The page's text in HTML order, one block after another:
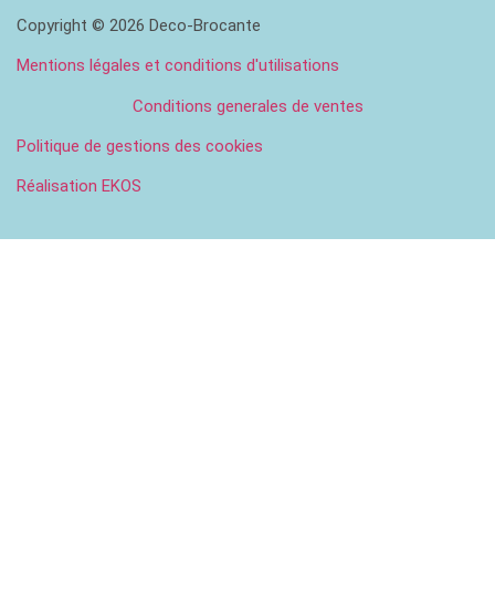
Copyright © 2026 Deco-Brocante
Mentions légales et conditions d'utilisations
Conditions generales de ventes
Politique de gestions des cookies
Réalisation EKOS